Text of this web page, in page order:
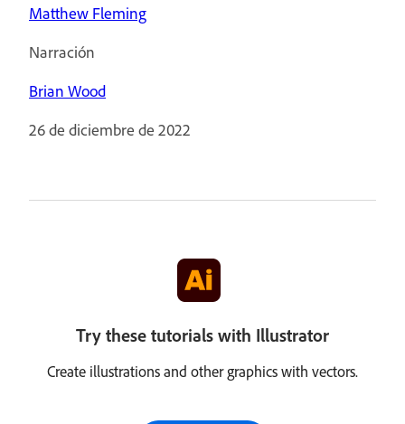
Matthew Fleming
Narración
Brian Wood
26 de diciembre de 2022
Try these tutorials with Illustrator
Create illustrations and other graphics with vectors.